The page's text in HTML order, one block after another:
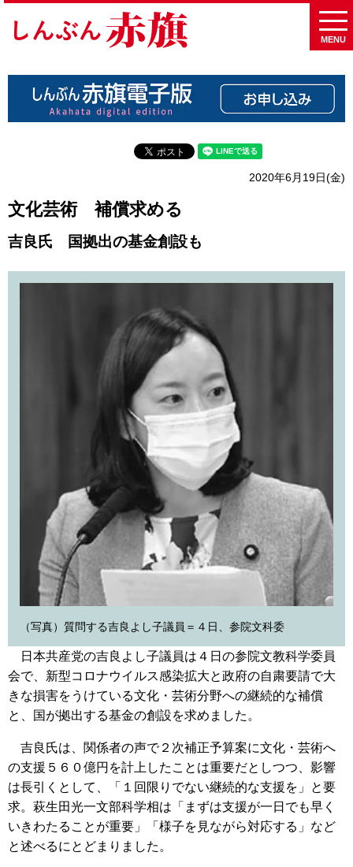
MENU
2020年6月19日(金)
文化芸術 補償求める
吉良氏 国拠出の基金創設も
（写真）質問する吉良よし子議員＝４日、参院文科委
日本共産党の吉良よし子議員は４日の参院文教科学委員
会で、新型コロナウイルス感染拡大と政府の自粛要請で大
きな損害をうけている文化・芸術分野への継続的な補償
と、国が拠出する基金の創設を求めました。
吉良氏は、関係者の声で２次補正予算案に文化・芸術へ
の支援５６０億円を計上したことは重要だとしつつ、影響
は長引くとして、「１回限りでない継続的な支援を」と要
求。萩生田光一文部科学相は「まずは支援が一日でも早く
いきわたることが重要」「様子を見ながら対応する」など
と述べるにとどまりました。